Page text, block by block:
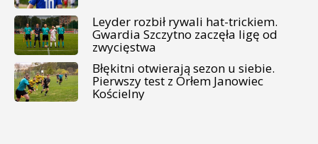
Leyder rozbił rywali hat-trickiem.
Gwardia Szczytno zaczęła ligę od
zwycięstwa
Błękitni otwierają sezon u siebie.
Pierwszy test z Orłem Janowiec
Kościelny